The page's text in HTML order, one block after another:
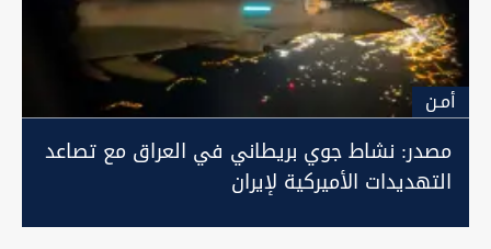
أمـن
مصدر: نشاط جوي بريطاني في العراق مع تصاعد
التهديدات الأميركية لإيران